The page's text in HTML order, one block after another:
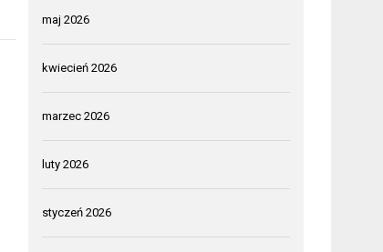
maj 2026
kwiecień 2026
marzec 2026
luty 2026
styczeń 2026